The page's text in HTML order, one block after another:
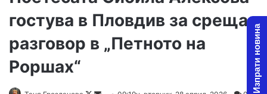
гостува в Пловдив за среща
разговор в „Петното на
Роршах“
Изпрати новина